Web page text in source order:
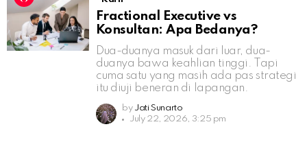
Fractional Executive vs
Konsultan: Apa Bedanya?
Dua-duanya masuk dari luar, dua-
duanya bawa keahlian tinggi. Tapi
cuma satu yang masih ada pas strategi
itu diuji beneran di lapangan.
by Jati Sunarto
July 22, 2026, 3:25 pm